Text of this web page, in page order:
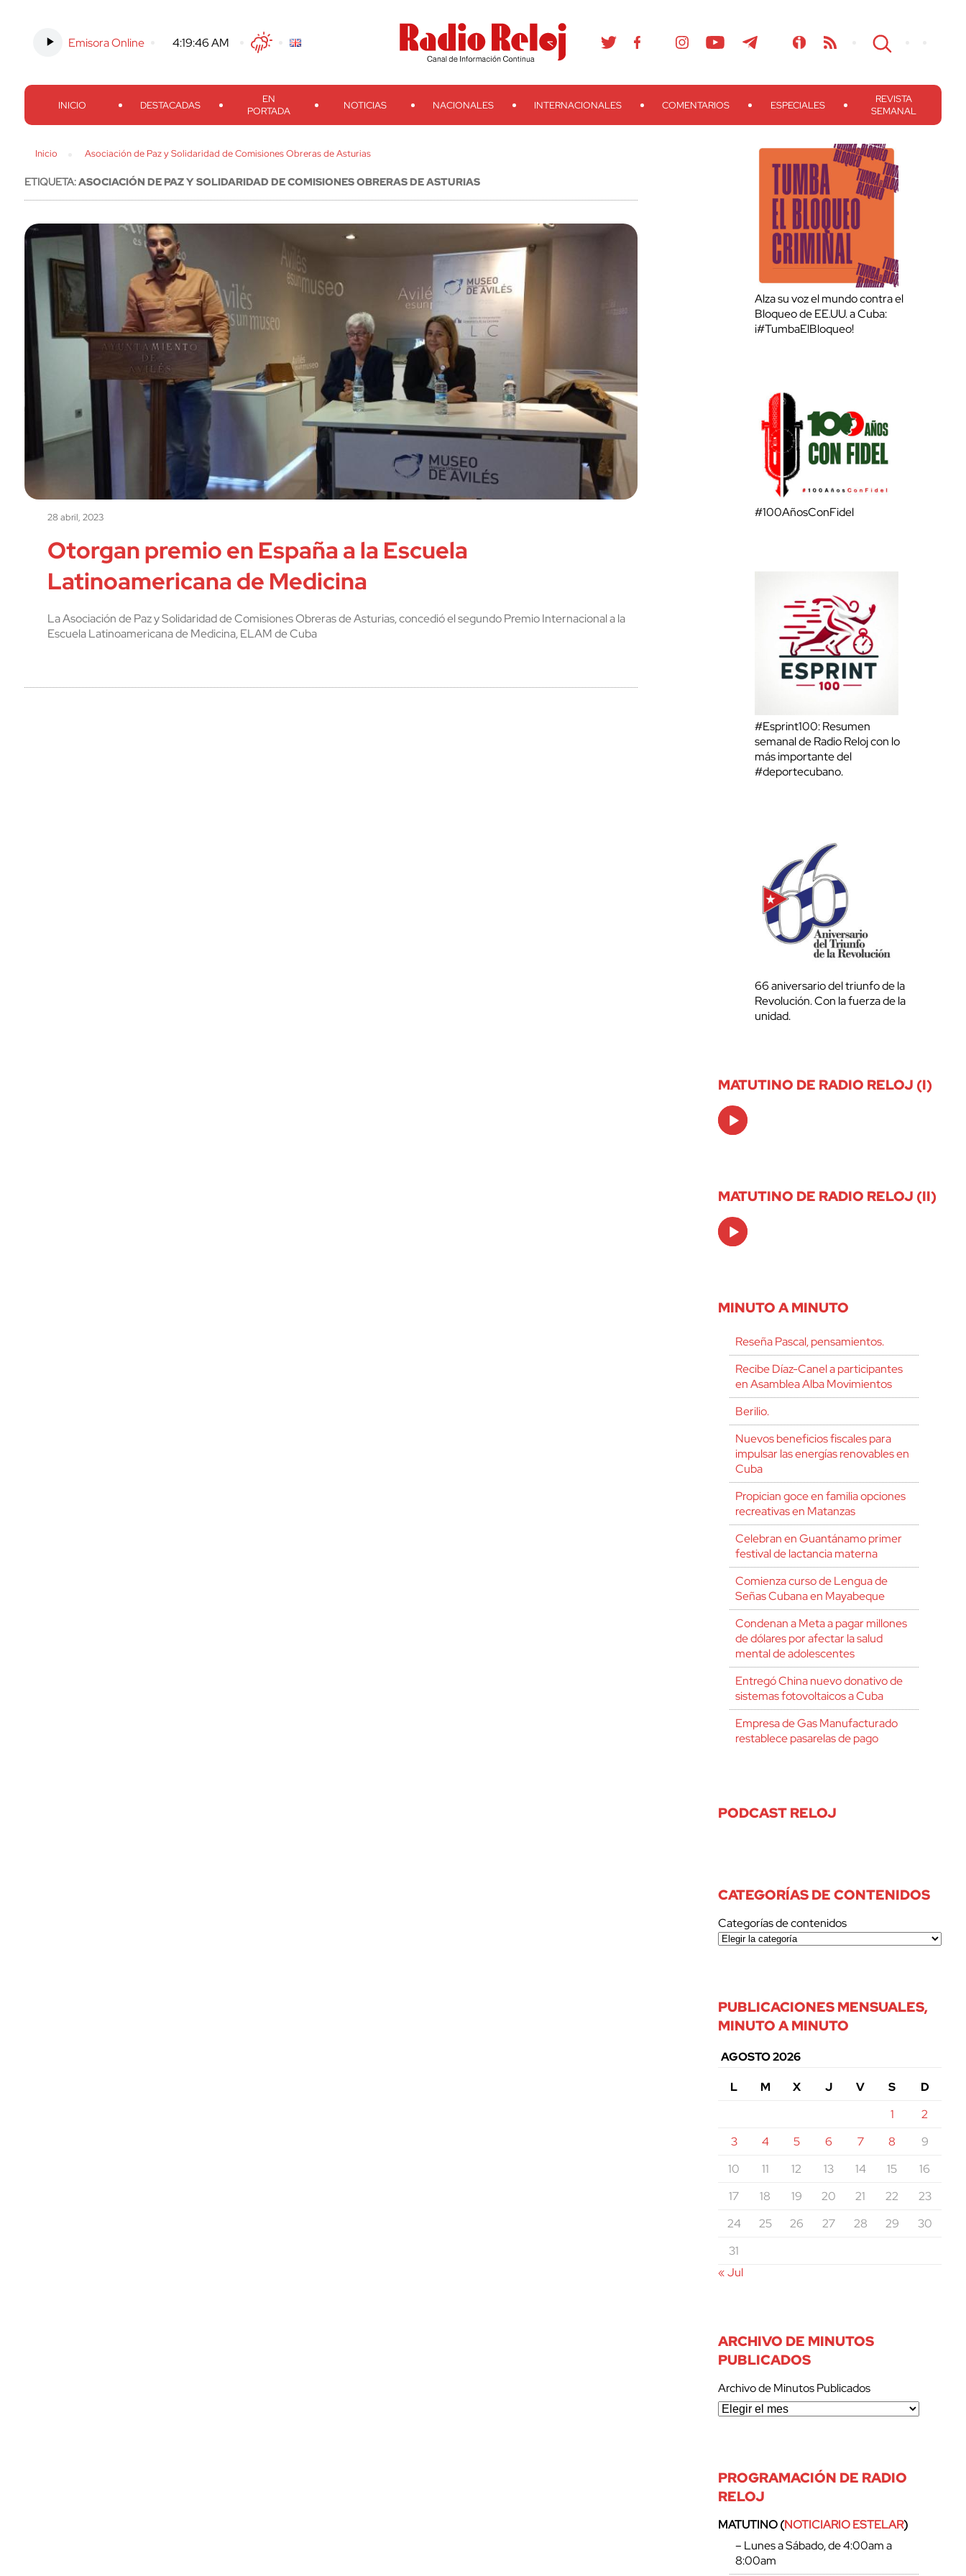
Emisora Online -4:19:47 AM TwitterFacebook
Threads
Instagram TelegramTeveo Ivoox RSS Search
INICIO DESTACADAS
EN
PORTADA
NOTICIAS NACIONALES INTERNACIONALES COMENTARIOS ESPECIALES
REVISTA
SEMANAL
Inicio Asociación de Paz y Solidaridad de Comisiones Obreras de Asturias
ETIQUETA:ASOCIACIÓN DE PAZ Y SOLIDARIDAD DE COMISIONES OBRERAS DE ASTURIAS
28 abril, 2023
Otorgan premio en España a la Escuela
Latinoamericana de Medicina
La Asociación de Paz y Solidaridad de Comisiones Obreras de Asturias, concedió el segundo Premio Internacional a la
Escuela Latinoamericana de Medicina, ELAM de Cuba
Alza su voz el mundo contra el
Bloqueo de EE.UU. a Cuba:
¡#TumbaElBloqueo!
#100AñosConFidel
#Esprint100: Resumen
semanal de Radio Reloj con lo
más importante del
#deportecubano.
66 aniversario del triunfo de la
Revolución. Con la fuerza de la
unidad.
MATUTINO DE RADIO RELOJ (I)
Audio
Player
MATUTINO DE RADIO RELOJ (II)
Audio
Player
MINUTO A MINUTO
Reseña Pascal, pensamientos.
Recibe Díaz-Canel a participantes
en Asamblea Alba Movimientos
Berilio.
Nuevos beneficios fiscales para
impulsar las energías renovables en
Cuba
Propician goce en familia opciones
recreativas en Matanzas
Celebran en Guantánamo primer
festival de lactancia materna
Comienza curso de Lengua de
Señas Cubana en Mayabeque
Condenan a Meta a pagar millones
de dólares por afectar la salud
mental de adolescentes
Entregó China nuevo donativo de
sistemas fotovoltaicos a Cuba
Empresa de Gas Manufacturado
restablece pasarelas de pago
PODCAST RELOJ
CATEGORÍAS DE CONTENIDOS
Categorías de contenidos
PUBLICACIONES MENSUALES,
MINUTO A MINUTO
AGOSTO 2026
L
M X J V S
D
1
2
3
4 5 6 7 8
9
10
11 12 13 14 15
16
17
18 19 20 21 22
23
24
25 26 27 28 29
30
31
« Jul
ARCHIVO DE MINUTOS
PUBLICADOS
Archivo de Minutos Publicados
PROGRAMACIÓN DE RADIO
RELOJ
MATUTINO (NOTICIARIO ESTELAR)
– Lunes a Sábado, de 4:00am a
8:00am